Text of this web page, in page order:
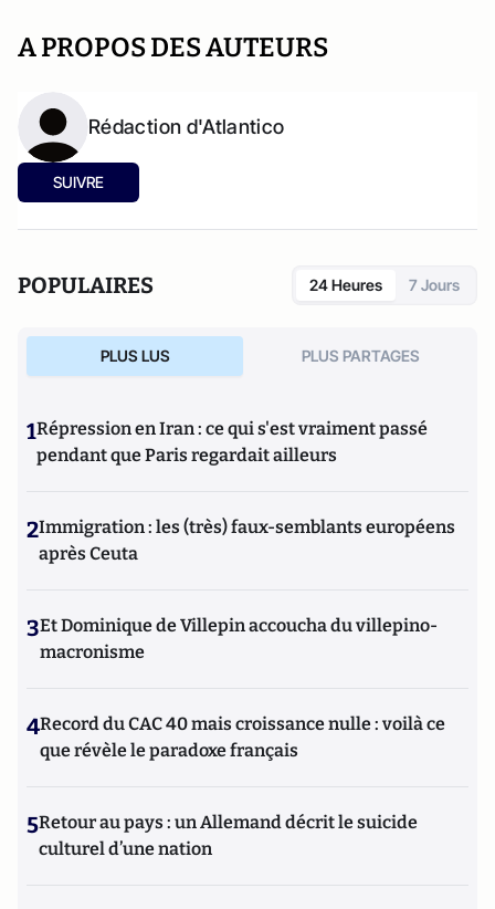
A PROPOS DES AUTEURS
Rédaction d'Atlantico
SUIVRE
POPULAIRES 24 Heures 7 Jours
PLUS LUS PLUS PARTAGES
1Répression en Iran : ce qui s'est vraiment passé
pendant que Paris regardait ailleurs
2Immigration : les (très) faux-semblants européens
après Ceuta
3Et Dominique de Villepin accoucha du villepino-
macronisme
4Record du CAC 40 mais croissance nulle : voilà ce
que révèle le paradoxe français
5Retour au pays : un Allemand décrit le suicide
culturel d’une nation